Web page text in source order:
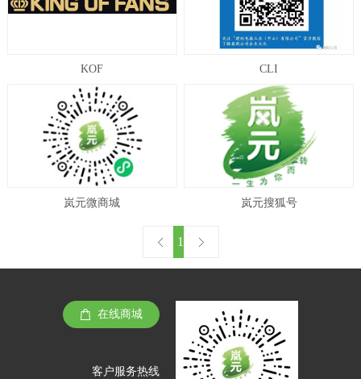
KOF CLI
岚元微商城 岚元搜狐号
1
在线商城
客户服务热线